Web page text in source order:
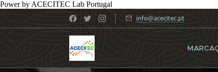
Power by ACECITEC Lab Portugal
info@acecitec.pt